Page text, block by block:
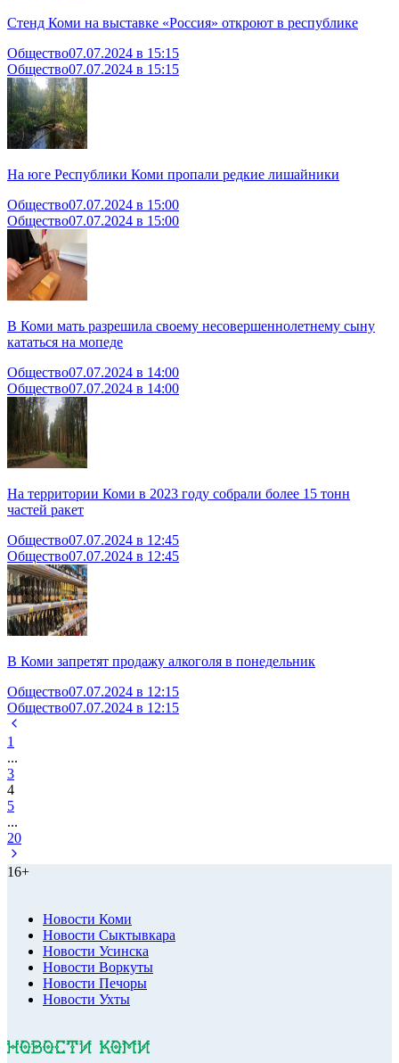
Стенд Коми на выставке «Россия» откроют в республике
Общество07.07.2024 в 15:15
Общество07.07.2024 в 15:15
На юге Республики Коми пропали редкие лишайники
Общество07.07.2024 в 15:00
Общество07.07.2024 в 15:00
В Коми мать разрешила своему несовершеннолетнему сыну
кататься на мопеде
Общество07.07.2024 в 14:00
Общество07.07.2024 в 14:00
На территории Коми в 2023 году собрали более 15 тонн
частей ракет
Общество07.07.2024 в 12:45
Общество07.07.2024 в 12:45
В Коми запретят продажу алкоголя в понедельник
Общество07.07.2024 в 12:15
Общество07.07.2024 в 12:15
1
...
3
4
5
...
20
16+
Новости Коми
Новости Сыктывкара
Новости Усинска
Новости Воркуты
Новости Печоры
Новости Ухты